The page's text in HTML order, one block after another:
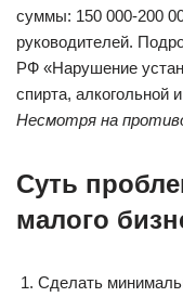
суммы: 150 000-200
руководителей.
РФ «Нарушение
спирта, алкогольной
Несмотря на
Суть
малого
Сделать